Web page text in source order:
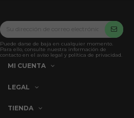
Puede darse de baja en cualquier momento.
Para ello, consulte nuestra información de
contacto en el aviso legal y política de privacidad.
MI CUENTA
LEGAL
TIENDA